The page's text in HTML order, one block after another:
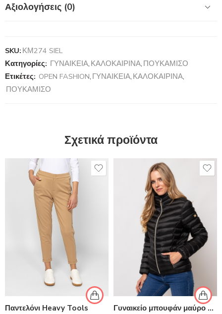
Αξιολογήσεις (0)
SKU: ΚΜ274 SIEL
Κατηγορίες: ΓΥΝΑΙΚΕΙΑ, ΚΑΛΟΚΑΙΡΙΝΑ, ΠΟΥΚΑΜΙΣΟ
Ετικέτες: OPEN FASHION, ΓΥΝΑΙΚΕΙΑ, ΚΑΛΟΚΑΙΡΙΝΑ,
ΠΟΥΚΑΜΙΣΟ
Σχετικά προϊόντα
Παντελόνι Heavy Tools
Γυναικείο μπουφάν μαύρο HEAVY TOOLS